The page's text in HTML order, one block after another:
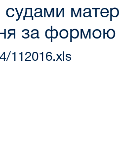
за
112016.xls